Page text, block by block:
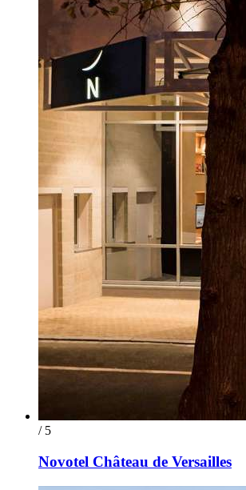
/ 5
Novotel Château de Versailles